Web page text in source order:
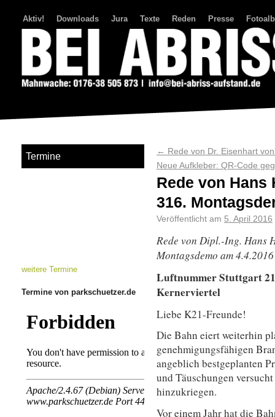
Aktiv! Downloads Jura Texte Reden Presse
← Rede von Dr. Eisenhart
Neue Aufkleber: QR-Code
Rede von Hans
316.
Veröffentlicht am 5. April 2016
Rede von Dipl.-Ing. Hans
Montagsdemo am 4.4.2016
Luftnummer Stuttgart
Kernerviertel
Liebe K21-Freunde!
Die Bahn eiert weiterhin
genehmigungsfähigen
angeblich bestgeplanten
und Täuschungen
hinzukriegen.
Vor einem Jahr hat die
Termine
weitere Termine
Termine von parkschuetzer.de